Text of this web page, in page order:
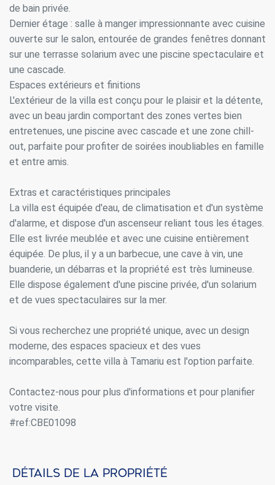
de bain privée.
Dernier étage : salle à manger impressionnante avec cuisine
ouverte sur le salon, entourée de grandes fenêtres donnant
sur une terrasse solarium avec une piscine spectaculaire et
une cascade.
Espaces extérieurs et finitions
L'extérieur de la villa est conçu pour le plaisir et la détente,
avec un beau jardin comportant des zones vertes bien
entretenues, une piscine avec cascade et une zone chill-
out, parfaite pour profiter de soirées inoubliables en famille
et entre amis.
Extras et caractéristiques principales
La villa est équipée d'eau, de climatisation et d'un système
d'alarme, et dispose d'un ascenseur reliant tous les étages.
Elle est livrée meublée et avec une cuisine entièrement
équipée. De plus, il y a un barbecue, une cave à vin, une
buanderie, un débarras et la propriété est très lumineuse.
Elle dispose également d'une piscine privée, d'un solarium
et de vues spectaculaires sur la mer.
Si vous recherchez une propriété unique, avec un design
moderne, des espaces spacieux et des vues
incomparables, cette villa à Tamariu est l'option parfaite.
Contactez-nous pour plus d'informations et pour planifier
votre visite.
#ref:CBE01098
Détails de la propriété
Modifier les cookies
Technique et Fonctionnel
informations afin d'améliorer nos services. Si vous
continuez à naviguer, vous acceptez leur installation.
L'utilisateur a la possibilité de configurer son navigateur,
pouvant, s'il le souhaite, empêcher leur installation sur son
disque dur, même s'il doit garder à l'esprit qu'une telle
Analyse et Personnalisation
Web pour l'élaboration des profils de navigation des
utilisateurs afin d'introduire des améliorations basées sur